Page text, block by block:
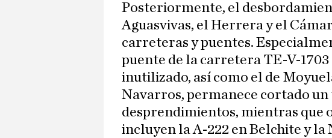
Posteriormente, el
Aguasvivas, el Herrera y el
carreteras y puentes.
puente de la carretera TE-V-1703
inutilizado, así como el de
Navarros, permanece cortado un
desprendimientos, mientras que
incluyen la A-222 en Belchite y la